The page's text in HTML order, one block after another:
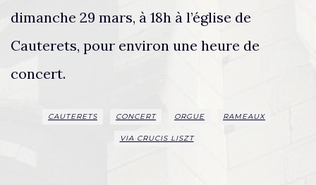
dimanche 29 mars, à 18h à l’église de
Cauterets, pour environ une heure de
concert.
CAUTERETS CONCERT ORGUE RAMEAUX
VIA CRUCIS LISZT